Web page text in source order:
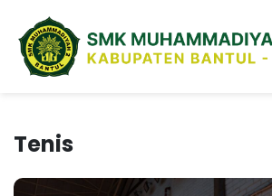
Tenis